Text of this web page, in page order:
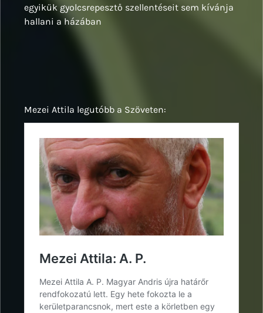
egyikük gyolcsrepesztő szellentéseit sem kívánja
hallani a házában
Mezei Attila legutóbb a Szöveten: